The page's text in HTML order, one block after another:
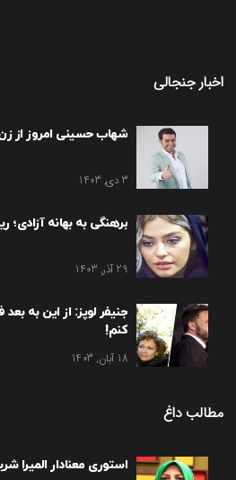
اخبار جنجالی
شهاب حسینی امروز از
3 دی, 1403
برهنگی به بهانه آزادی؛
29 آذر, 1403
جنیفر لوپز: از این به
کنم!
18 آبان, 1403
مطالب داغ
استوری معنادار المیرا